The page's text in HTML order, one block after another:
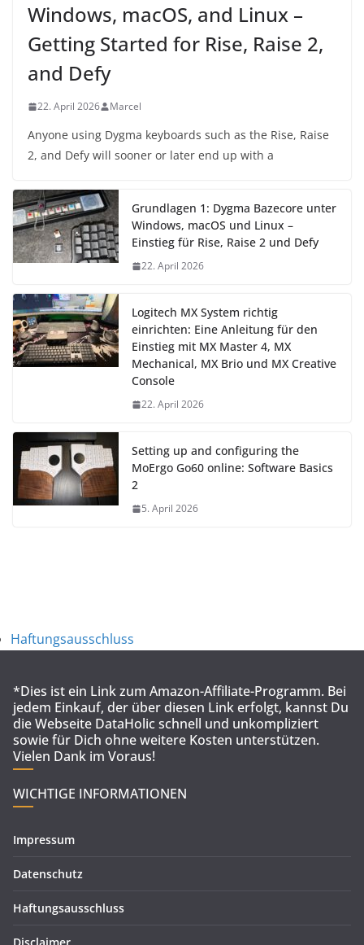
Windows, macOS, and Linux –
Getting Started for Rise, Raise 2,
and Defy
22. April 2026 Marcel
Anyone using Dygma keyboards such as the Rise, Raise
2, and Defy will sooner or later end up with a
Grundlagen 1: Dygma Bazecore unter
Windows, macOS und Linux –
Einstieg für Rise, Raise 2 und Defy
22. April 2026
Logitech MX System richtig
einrichten: Eine Anleitung für den
Einstieg mit MX Master 4, MX
Mechanical, MX Brio und MX Creative
Console
22. April 2026
Setting up and configuring the
MoErgo Go60 online: Software Basics
2
5. April 2026
Haftungsausschluss
*Dies ist ein Link zum Amazon-Affiliate-Programm. Bei
jedem Einkauf, der über diesen Link erfolgt, kannst Du
die Webseite DataHolic schnell und unkompliziert
sowie für Dich ohne weitere Kosten unterstützen.
Vielen Dank im Voraus!
WICHTIGE INFORMATIONEN
Impressum
Datenschutz
Haftungsausschluss